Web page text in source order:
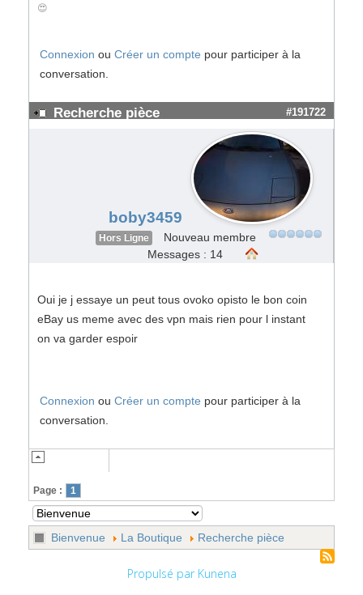
😍
Connexion ou Créer un compte pour participer à la
conversation.
Recherche pièce #191722
boby3459
Hors Ligne
Nouveau membre
Messages : 14
Oui je j essaye un peut tous ovoko opisto le bon coin
eBay us meme avec des vpn mais rien pour l instant
on va garder espoir
Connexion ou Créer un compte pour participer à la
conversation.
Page : 1
Bienvenue La Boutique Recherche pièce
Propulsé par Kunena